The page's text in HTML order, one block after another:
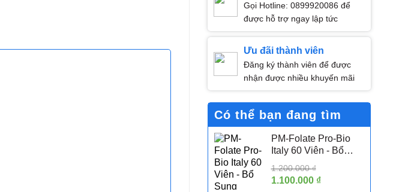
Gọi Hotline: 0899920086 để
được hỗ trợ ngay lập tức
Ưu đãi thành viên
Đăng ký thành viên để được
nhận được nhiều khuyến mãi
Có thể bạn đang tìm
PM-Folate Pro-Bio
Italy 60 Viên - Bổ
Tính 5-MTHF Hỗ Trợ
Sức Khỏe Sinh Sản
1.200.000₫
Giá
1.100.000 ₫Giá